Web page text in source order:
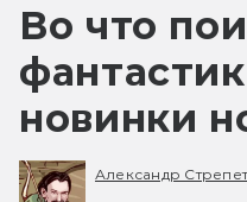
Во что
новинки
Александр